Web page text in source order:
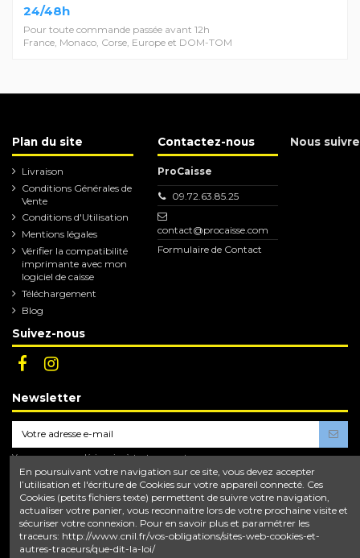
24/48h
Pour toute commande passée avant 12h
France, Monaco, Corse, Europe et DOM-TOM
Plan du site
Livraison
Conditions Générales de
Vente
Conditions d'Utilisation
Mentions légales
Vérifier la compatibilité
imprimante avec mon
logiciel de caisse
Téléchargement
Blog
Contactez-nous
ProCaisse
09.72.63.85.25
contact@procaisse.com
Formulaire de Contact
Nous suivre
Suivez-nous
Newsletter
Vous pouvez vous désinscrire à tout moment.
contact dans les conditions d'utilisation du site.
En vous abonnant, vous acceptez nosconditions d'utilisation et notrepolitique de
confidentialité.
En poursuivant votre navigation sur ce site, vous devez accepter
l’utilisation et l'écriture de Cookies sur votre appareil connecté. Ces
Cookies (petits fichiers texte) permettent de suivre votre navigation,
actualiser votre panier, vous reconnaitre lors de votre prochaine visite et
sécuriser votre connexion. Pour en savoir plus et paramétrer les
traceurs: http://www.cnil.fr/vos-obligations/sites-web-cookies-et-
autres-traceurs/que-dit-la-loi/